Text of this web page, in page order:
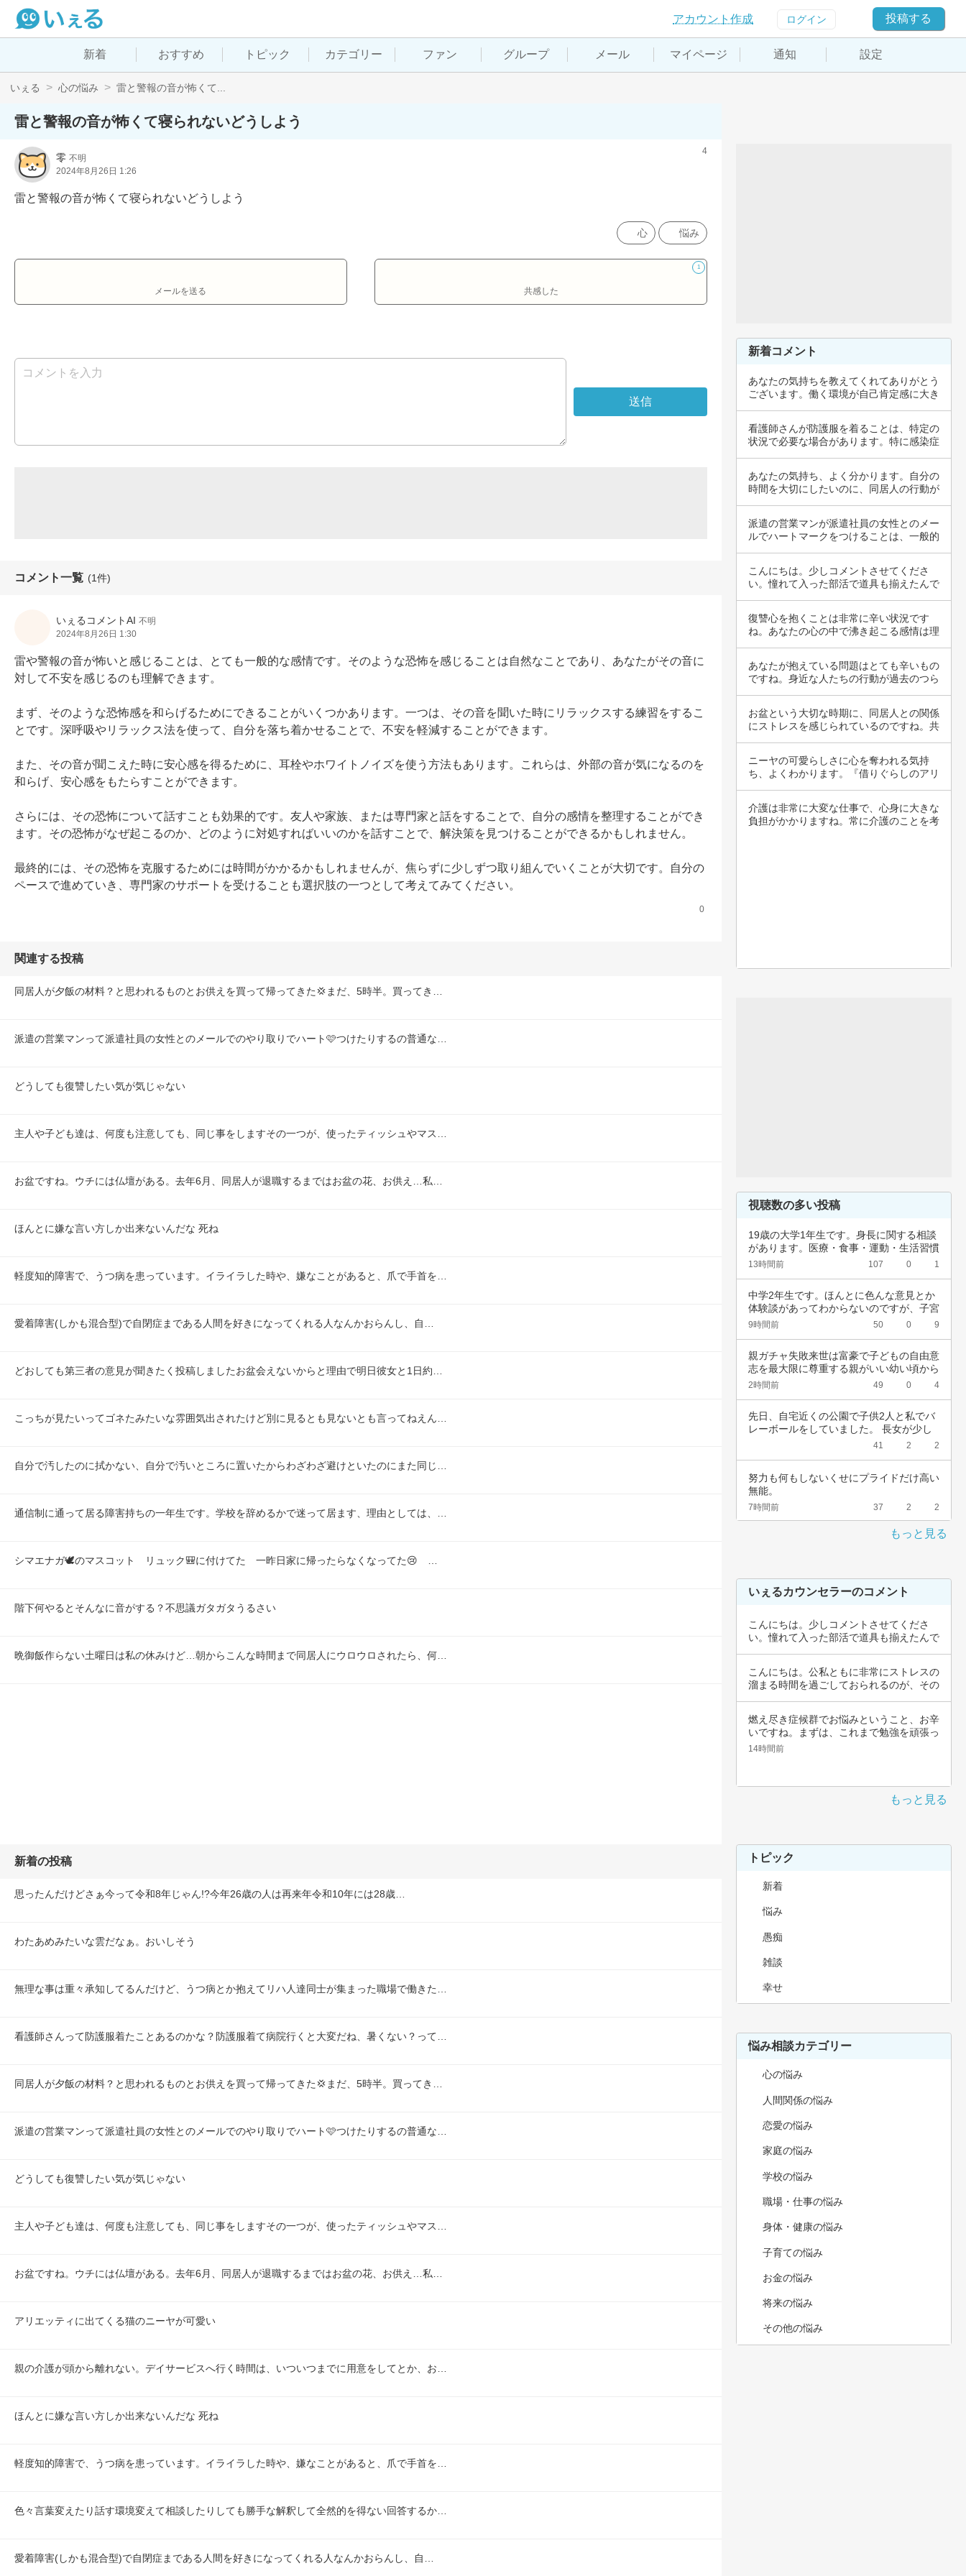
アカウント作成 ログイン 投稿する
新着 おすすめ トピック カテゴリー ファン グループ メール マイページ 通知 設定
いぇる 心の悩み 雷と警報の音が怖くて...
雷と警報の音が怖くて寝られないどうしよう
零 不明
2024年8月26日 1:26
4
雷と警報の音が怖くて寝られないどうしよう
心 悩み
メールを送る
1
共感した
コメント一覧 (1件)
いぇるコメントAI 不明
2024年8月26日 1:30
雷や警報の音が怖いと感じることは、とても一般的な感情です。そのような恐怖を感じることは自然なことであり、あなたがその音に
対して不安を感じるのも理解できます。
まず、そのような恐怖感を和らげるためにできることがいくつかあります。一つは、その音を聞いた時にリラックスする練習をするこ
とです。深呼吸やリラックス法を使って、自分を落ち着かせることで、不安を軽減することができます。
また、その音が聞こえた時に安心感を得るために、耳栓やホワイトノイズを使う方法もあります。これらは、外部の音が気になるのを
和らげ、安心感をもたらすことができます。
さらには、その恐怖について話すことも効果的です。友人や家族、または専門家と話をすることで、自分の感情を整理することができ
ます。その恐怖がなぜ起こるのか、どのように対処すればいいのかを話すことで、解決策を見つけることができるかもしれません。
最終的には、その恐怖を克服するためには時間がかかるかもしれませんが、焦らずに少しずつ取り組んでいくことが大切です。自分の
ペースで進めていき、専門家のサポートを受けることも選択肢の一つとして考えてみてください。
0
関連する投稿
同居人が夕飯の材料？と思われるものとお供えを買って帰ってきた💢まだ、5時半。買ってき…
派遣の営業マンって派遣社員の女性とのメールでのやり取りでハート🩷つけたりするの普通な…
どうしても復讐したい気が気じゃない
主人や子ども達は、何度も注意しても、同じ事をしますその一つが、使ったティッシュやマス…
お盆ですね。ウチには仏壇がある。去年6月、同居人が退職するまではお盆の花、お供え…私…
ほんとに嫌な言い方しか出来ないんだな 死ね
軽度知的障害で、うつ病を患っています。イライラした時や、嫌なことがあると、爪で手首を…
愛着障害(しかも混合型)で自閉症まである人間を好きになってくれる人なんかおらんし、自…
どおしても第三者の意見が聞きたく投稿しましたお盆会えないからと理由で明日彼女と1日約…
こっちが見たいってゴネたみたいな雰囲気出されたけど別に見るとも見ないとも言ってねえん…
自分で汚したのに拭かない、自分で汚いところに置いたからわざわざ避けといたのにまた同じ…
通信制に通って居る障害持ちの一年生です。学校を辞めるかで迷って居ます、理由としては、…
シマエナガ🕊️のマスコット　リュック🎒に付けてた　一昨日家に帰ったらなくなってた😢　…
階下何やるとそんなに音がする？不思議ガタガタうるさい
晩御飯作らない土曜日は私の休みけど…朝からこんな時間まで同居人にウロウロされたら、何…
新着の投稿
思ったんだけどさぁ今って令和8年じゃん!?今年26歳の人は再来年令和10年には28歳…
わたあめみたいな雲だなぁ。おいしそう
無理な事は重々承知してるんだけど、うつ病とか抱えてリハ人達同士が集まった職場で働きた…
看護師さんって防護服着たことあるのかな？防護服着て病院行くと大変だね、暑くない？って…
同居人が夕飯の材料？と思われるものとお供えを買って帰ってきた💢まだ、5時半。買ってき…
派遣の営業マンって派遣社員の女性とのメールでのやり取りでハート🩷つけたりするの普通な…
どうしても復讐したい気が気じゃない
主人や子ども達は、何度も注意しても、同じ事をしますその一つが、使ったティッシュやマス…
お盆ですね。ウチには仏壇がある。去年6月、同居人が退職するまではお盆の花、お供え…私…
アリエッティに出てくる猫のニーヤが可愛い
親の介護が頭から離れない。デイサービスへ行く時間は、いついつまでに用意をしてとか、お…
ほんとに嫌な言い方しか出来ないんだな 死ね
軽度知的障害で、うつ病を患っています。イライラした時や、嫌なことがあると、爪で手首を…
色々言葉変えたり話す環境変えて相談したりしても勝手な解釈して全然的を得ない回答するか…
愛着障害(しかも混合型)で自閉症まである人間を好きになってくれる人なんかおらんし、自…
新着コメント
あなたの気持ちを教えてくれてありがとう
ございます。働く環境が自己肯定感に大き
看護師さんが防護服を着ることは、特定の
状況で必要な場合があります。特に感染症
あなたの気持ち、よく分かります。自分の
時間を大切にしたいのに、同居人の行動が
派遣の営業マンが派遣社員の女性とのメー
ルでハートマークをつけることは、一般的
こんにちは。少しコメントさせてくださ
い。憧れて入った部活で道具も揃えたんで
復讐心を抱くことは非常に辛い状況です
ね。あなたの心の中で沸き起こる感情は理
あなたが抱えている問題はとても辛いもの
ですね。身近な人たちの行動が過去のつら
お盆という大切な時期に、同居人との関係
にストレスを感じられているのですね。共
ニーヤの可愛らしさに心を奪われる気持
ち、よくわかります。『借りぐらしのアリ
介護は非常に大変な仕事で、心身に大きな
負担がかかりますね。常に介護のことを考
視聴数の多い投稿
19歳の大学1年生です。身長に関する相談
があります。医療・食事・運動・生活習慣
など、…
13時間前 107 0 1
中学2年生です。ほんとに色んな意見とか
体験談があってわからないのですが、子宮
頚がんワ…
9時間前 50 0 9
親ガチャ失敗来世は富豪で子どもの自由意
志を最大限に尊重する親がいい幼い頃から
深夜正座…
2時間前 49 0 4
先日、自宅近くの公園で子供2人と私でバ
レーボールをしていました。 長女が少し
41 2 2
努力も何もしないくせにプライドだけ高い
無能。
7時間前 37 2 2
もっと見る
いぇるカウンセラーのコメント
こんにちは。少しコメントさせてくださ
い。憧れて入った部活で道具も揃えたんで
こんにちは。公私ともに非常にストレスの
溜まる時間を過ごしておられるのが、その
燃え尽き症候群でお悩みということ、お辛
いですね。まずは、これまで勉強を頑張っ
てこられ…
14時間前
もっと見る
トピック
新着
悩み
愚痴
雑談
幸せ
悩み相談カテゴリー
心の悩み
人間関係の悩み
恋愛の悩み
家庭の悩み
学校の悩み
職場・仕事の悩み
身体・健康の悩み
子育ての悩み
お金の悩み
将来の悩み
その他の悩み